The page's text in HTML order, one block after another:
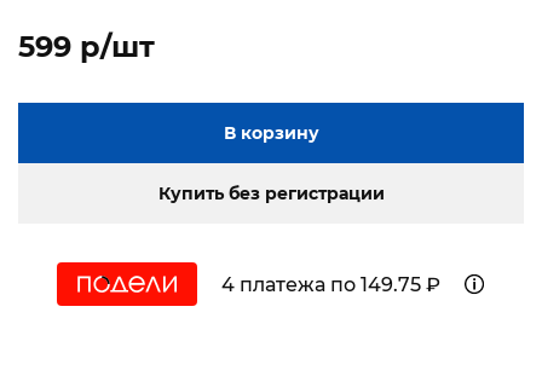
599 p/шт
В корзину
Купить без регистрации
4 платежа по 149.75 ₽